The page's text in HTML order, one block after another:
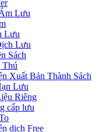
Lưu
Lưu
Lưu
Sách
Thú
Xuất Bản Thành Sách
Lưu
Riêng
cấp lưu
dịch Free